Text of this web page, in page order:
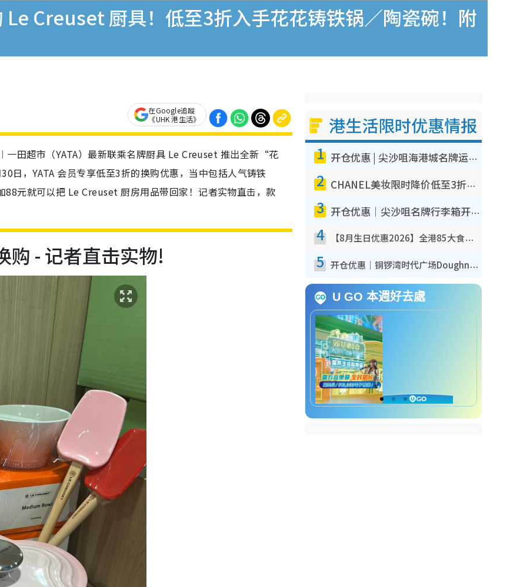
Creuset 厨具！低至3折入手花花铸铁锅／陶瓷碗！附
在Google追蹤
《UHK 港生活》
一田超市（YATA）最新联乘名牌厨具 Le Creuset 推出全新“花
日，YATA 会员专享低至3折的换购优惠，当中包括人气铸铁
元就可以把 Le Creuset 厨房用品带回家！记者实物直击，款
- 记者直击实物!
港生活限时优惠情报
1 开仓优惠 | 尖沙咀海港城名牌运动鞋开仓低至1折！On鞋$899起/Joy&Peace鞋履$98起
2 CHANEL美妆限时降价低至3折！人气粉底/唇膏/精华液低至$275！COCO香水都有平
3 开仓优惠｜尖沙咀名牌行李箱开仓低至4折！一连5日 American Tourister/ace./Hallmark $200起
4 【8月生日优惠2026】全港85大食买玩著数攻略 自助餐/火锅放题同行免费＋诚品/DONKI送现金券
5 开仓优惠｜铜锣湾时代广场Doughnut/Campo Marzio开仓低至1折！背囊、书包、手袋劈价$200起
U GO 本週好去處